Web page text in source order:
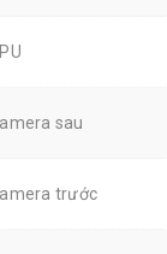
sau
trước